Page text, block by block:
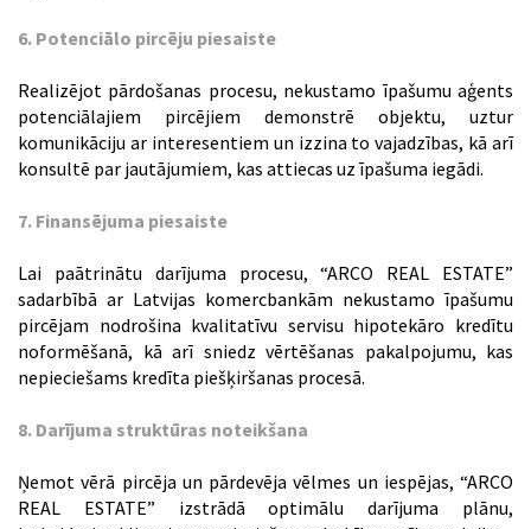
6. Potenciālo pircēju piesaiste
Realizējot pārdošanas procesu, nekustamo īpašumu aģents
potenciālajiem pircējiem demonstrē objektu, uztur
komunikāciju ar interesentiem un izzina to vajadzības, kā arī
konsultē par jautājumiem, kas attiecas uz īpašuma iegādi.
7. Finansējuma piesaiste
Lai paātrinātu darījuma procesu, “ARCO REAL ESTATE”
sadarbībā ar Latvijas komercbankām nekustamo īpašumu
pircējam nodrošina kvalitatīvu servisu hipotekāro kredītu
noformēšanā, kā arī sniedz vērtēšanas pakalpojumu, kas
nepieciešams kredīta piešķiršanas procesā.
8. Darījuma struktūras noteikšana
Ņemot vērā pircēja un pārdevēja vēlmes un iespējas, “ARCO
REAL ESTATE” izstrādā optimālu darījuma plānu,